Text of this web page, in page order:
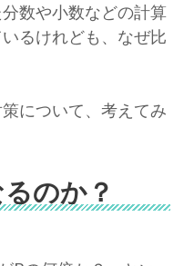
数や小数などの計算
るけれども、なぜ比
について、考えてみ
のか？